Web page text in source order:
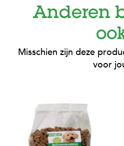
Anderen
Misschien zijn deze
voor